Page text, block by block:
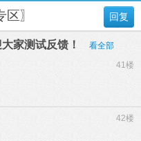
回复
〗
家测试反馈！ 看全部
41楼
42楼